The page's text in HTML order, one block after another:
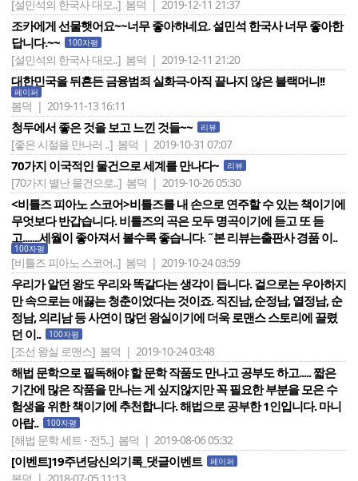
[설민석의 한국사 대모..] 봄덕 | 2019-12-11 21:37
조카에게 선물햇어요~~너무 좋아하네요. 설민석 한국사 너무 좋아한
답니다.~~
100자평
[설민석의 한국사 대모..] 봄덕 | 2019-12-11 21:20
대한민국을 뒤흔든 금융범죄 실화극-아직 끝나지 않은 블랙머니!!
페이퍼
봄덕 | 2019-11-13 16:11
청두에서 좋은 것을 보고 느낀 것들~~ 리뷰
[좋은 시절을 만나러 ..] 봄덕 | 2019-10-31 07:07
70가지 이국적인 물건으로 세계를 만나다~ 리뷰
[70가지 별난 물건으로..] 봄덕 | 2019-10-26 05:30
<비틀즈 피아노 스코어>비틀즈를 내 손으로 연주할 수 있는 책이기에
무엇보다 반갑습니다. 비틀즈의 곡은 모두 명곡이기에 듣고 또 듣
고.......세월이 좋아져서 볼수록 좋습니다. ˝본 리뷰는출판사 경품 이..
100자평
[비틀즈 피아노 스코어..] 봄덕 | 2019-10-24 03:59
우리가 알던 왕도 우리와 똑같다는 생각이 듭니다. 겉으로는 우아하지
만 속으로는 애끓는 청춘이었다는 것이죠. 직진남, 순정남, 열정남, 순
정남, 의리남 등 사연이 많던 왕실이기에 더욱 로맨스 스토리에 끌렸
던 이..
100자평
[조선 왕실 로맨스] 봄덕 | 2019-10-24 03:48
해법 문학으로 필독해야 할 문학 작품도 만나고 공부도 하고..... 짧은
기간에 많은 작품을 만나는 게 싶지않지만 꼭 필요한 부분을 모은 수
험생을 위한 책이기에 추천합니다. 해법으로 공부한 1인입니다. 마니
아랍..
100자평
[해법 문학 세트 - 전5..] 봄덕 | 2019-08-06 05:32
[이벤트]19주년당신의기록_댓글이벤트 페이퍼